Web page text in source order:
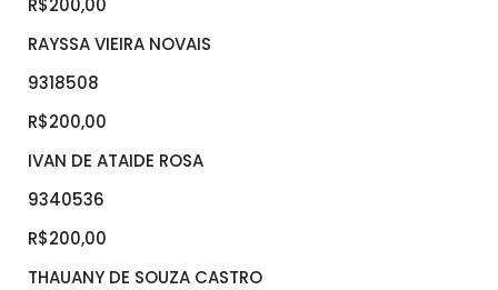
R$200,00
RAYSSA VIEIRA NOVAIS
9318508
R$200,00
IVAN DE ATAIDE ROSA
9340536
R$200,00
THAUANY DE SOUZA CASTRO